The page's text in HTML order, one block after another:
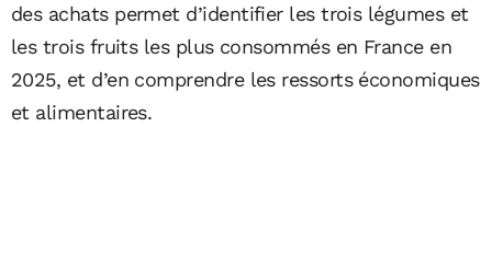
des achats permet d’identifier les trois légumes et
les trois fruits les plus consommés en France en
2025, et d’en comprendre les ressorts économiques
et alimentaires.